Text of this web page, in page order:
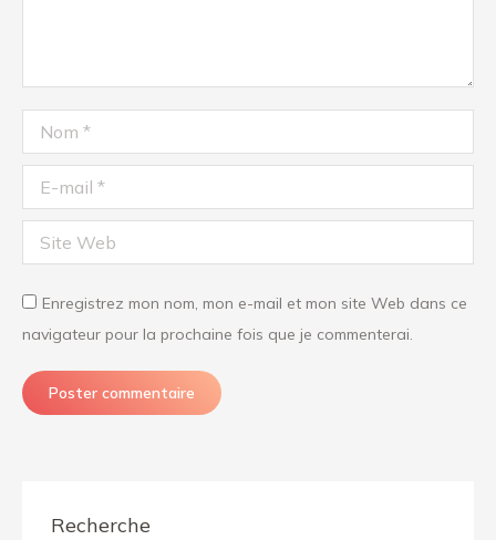
Nom *
E-mail *
Site Web
Enregistrez mon nom, mon e-mail et mon site Web dans ce
navigateur pour la prochaine fois que je commenterai.
Poster commentaire
Recherche